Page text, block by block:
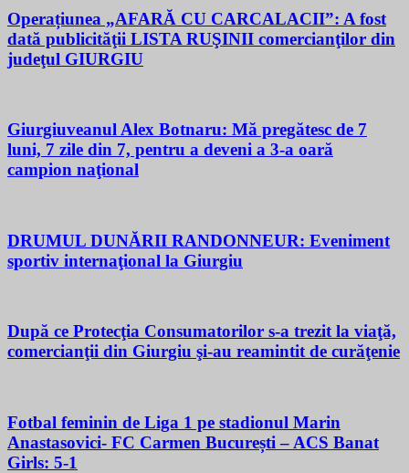
Operațiunea „AFARĂ CU CARCALACII”: A fost
dată publicităţii LISTA RUŞINII comercianţilor din
judeţul GIURGIU
Giurgiuveanul Alex Botnaru: Mă pregătesc de 7
luni, 7 zile din 7, pentru a deveni a 3-a oară
campion naţional
DRUMUL DUNĂRII RANDONNEUR: Eveniment
sportiv internaţional la Giurgiu
După ce Protecţia Consumatorilor s-a trezit la viaţă,
comercianţii din Giurgiu şi-au reamintit de curăţenie
Fotbal feminin de Liga 1 pe stadionul Marin
Anastasovici- FC Carmen București – ACS Banat
Girls: 5-1